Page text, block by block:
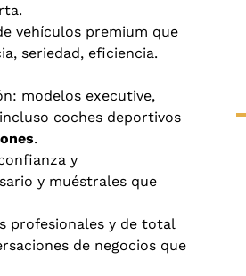
vehículos premium que
seriedad, eficiencia.
modelos executive,
coches deportivos
.
y
y muéstrales que
profesionales y de total
de negocios que